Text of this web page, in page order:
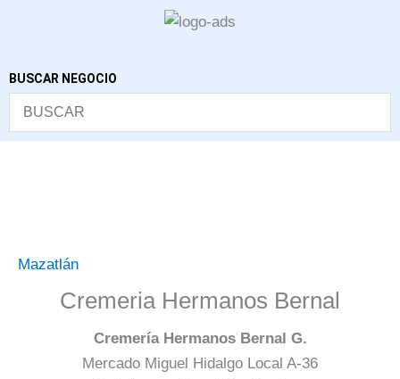
BUSCAR NEGOCIO
Mazatlán
Cremeria Hermanos Bernal
Cremería Hermanos Bernal G.
Mercado Miguel Hidalgo Local A-36